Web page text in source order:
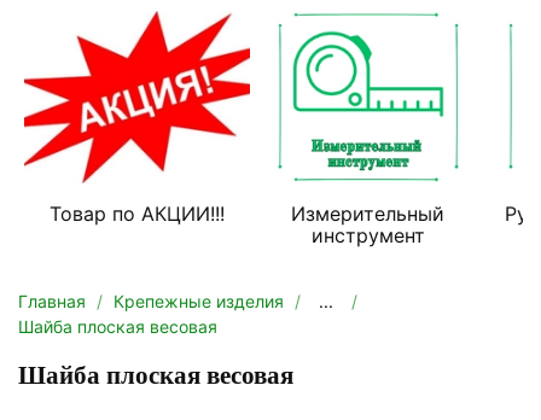
Товар по АКЦИИ!!!
Измерительный
инструмент
Главная Крепежные изделия
...
Шайба плоская весовая
Шайба плоская весовая